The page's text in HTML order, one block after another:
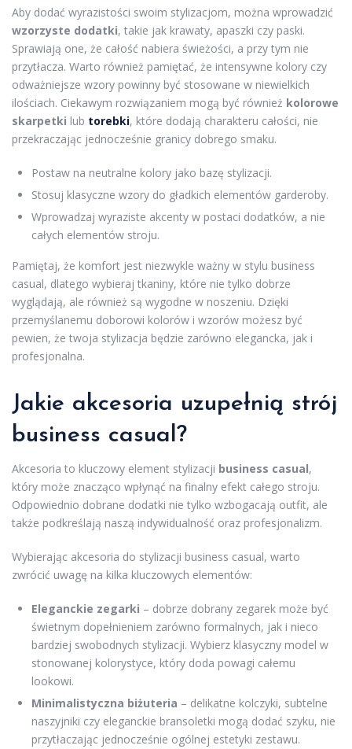
Aby dodać wyrazistości swoim stylizacjom, można wprowadzić
wzorzyste dodatki, takie jak krawaty, apaszki czy paski.
Sprawiają one, że całość nabiera świeżości, a przy tym nie
przytłacza. Warto również pamiętać, że intensywne kolory czy
odważniejsze wzory powinny być stosowane w niewielkich
ilościach. Ciekawym rozwiązaniem mogą być również kolorowe
skarpetki lub torebki, które dodają charakteru całości, nie
przekraczając jednocześnie granicy dobrego smaku.
Postaw na neutralne kolory jako bazę stylizacji.
Stosuj klasyczne wzory do gładkich elementów garderoby.
Wprowadzaj wyraziste akcenty w postaci dodatków, a nie
całych elementów stroju.
Pamiętaj, że komfort jest niezwykle ważny w stylu business
casual, dlatego wybieraj tkaniny, które nie tylko dobrze
wyglądają, ale również są wygodne w noszeniu. Dzięki
przemyślanemu doborowi kolorów i wzorów możesz być
pewien, że twoja stylizacja będzie zarówno elegancka, jak i
profesjonalna.
Jakie akcesoria uzupełnią strój
business casual?
Akcesoria to kluczowy element stylizacji business casual,
który może znacząco wpłynąć na finalny efekt całego stroju.
Odpowiednio dobrane dodatki nie tylko wzbogacają outfit, ale
także podkreślają naszą indywidualność oraz profesjonalizm.
Wybierając akcesoria do stylizacji business casual, warto
zwrócić uwagę na kilka kluczowych elementów:
Eleganckie zegarki – dobrze dobrany zegarek może być
świetnym dopełnieniem zarówno formalnych, jak i nieco
bardziej swobodnych stylizacji. Wybierz klasyczny model w
stonowanej kolorystyce, który doda powagi całemu
lookowi.
Minimalistyczna biżuteria – delikatne kolczyki, subtelne
naszyjniki czy eleganckie bransoletki mogą dodać szyku, nie
przytłaczając jednocześnie ogólnej estetyki zestawu.